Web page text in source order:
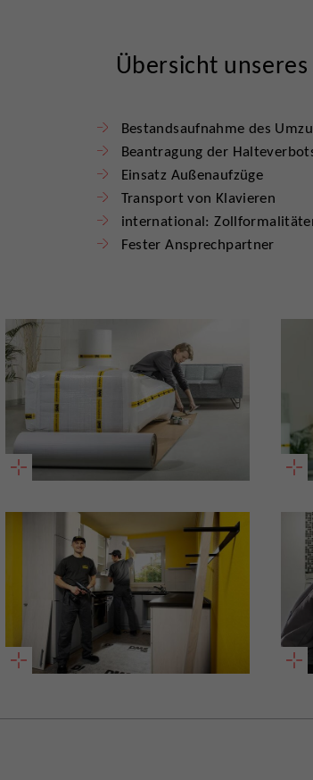
Übersicht
Bestandsaufnahme des
Beantragung der
Einsatz Außenaufzüge
Transport von Klavieren
international:
Fester Ansprechpartner